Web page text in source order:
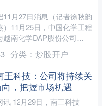
11月27日消息（记者徐秋韵
）11月25日，中国化学工程
越南化学DAP股份公司
）正式签署磷酸提质
分类： 炒股开户
王科技：公司将持续关
，把握市场机遇
讯 12月29日，南王科技